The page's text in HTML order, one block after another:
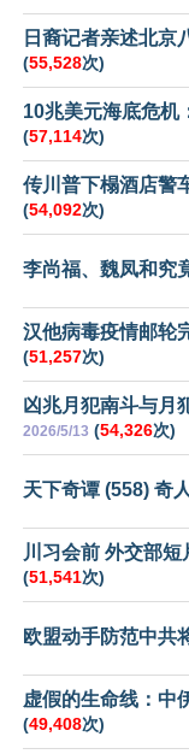
日裔记者亲述北京
(55,528次)
10兆美元海底危机
(57,114次)
传川普下榻酒店警
(54,092次)
李尚福、魏凤和究
汉他病毒疫情邮轮
(51,257次)
凶兆月犯南斗与月
2026/5/13 (54,326次)
天下奇谭 (558) 奇
川习会前 外交部
(51,541次)
欧盟动手防范中共
虚假的生命线：中
(49,408次)